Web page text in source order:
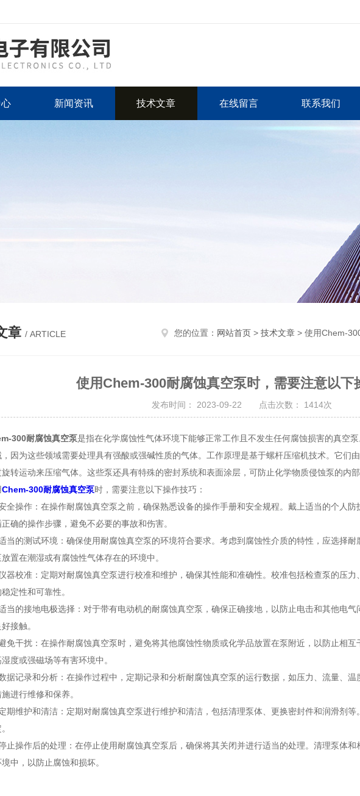
新闻资讯 技术文章 在线留言 联系我们
章 / ARTICLE 您的位置： 网站首页 > 技术文章 > 使用Chem-
使用Chem-300耐腐蚀真空泵时，需要注意以下
发布时间： 2023-09-22 点击次数： 1414次
300耐腐蚀真空泵是指在化学腐蚀性气体环境下能够正常工作且不发生任何腐蚀损害的真空
因为这些领域需要处理具有强酸或强碱性质的气体。工作原理是基于螺杆压缩机技术。它们
转运动来压缩气体。这些泵还具有特殊的密封系统和表面涂层，可防止化学物质侵蚀泵的内部
Chem-300耐腐蚀真空泵时，需要注意以下操作技巧：
操作：在操作耐腐蚀真空泵之前，确保熟悉设备的操作手册和安全规程。戴上适当的个人防
确的操作步骤，避免不必要的事故和伤害。
的测试环境：确保使用耐腐蚀真空泵的环境符合要求。考虑到腐蚀性介质的特性，应选择耐
置在潮湿或有腐蚀性气体存在的环境中。
校准：定期对耐腐蚀真空泵进行校准和维护，确保其性能和准确性。校准包括检查泵的压力
定性和可靠性。
的接地电极选择：对于带有电动机的耐腐蚀真空泵，确保正确接地，以防止电击和其他电气
接触。
干扰：在操作耐腐蚀真空泵时，避免将其他腐蚀性物质或化学品放置在泵附近，以防止相互
度或强磁场等有害环境中。
记录和分析：在操作过程中，定期记录和分析耐腐蚀真空泵的运行数据，如压力、流量、温
进行维修和保养。
维护和清洁：定期对耐腐蚀真空泵进行维护和清洁，包括清理泵体、更换密封件和润滑剂等
操作后的处理：在停止使用耐腐蚀真空泵后，确保将其关闭并进行适当的处理。清理泵体和
中，以防止腐蚀和损坏。